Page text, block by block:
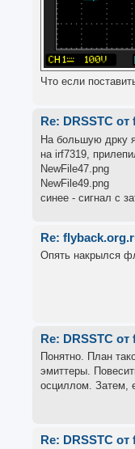
Что если
Re: DRSSTC от
На большую дрку
на irf7319,
NewFile47.png
NewFile49.png
синее - сигнал с
Re:
Опять накрылся
Re: DRSSTC от
Понятно. План
эмиттеры.
осциллом. Затем,
Re: DRSSTC от